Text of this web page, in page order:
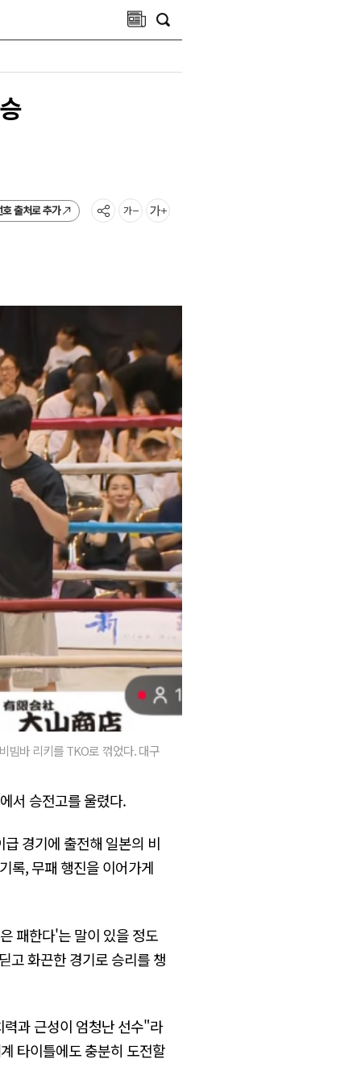
출처로 추가
빔바 리키를 TKO로 꺾었다. 대구
서 승전고를 울렸다.
경기에 출전해 일본의 비
록, 무패 행진을 이어가게
패한다'는 말이 있을 정도
고 화끈한 경기로 승리를 챙
과 근성이 엄청난 선수"라
타이틀에도 충분히 도전할